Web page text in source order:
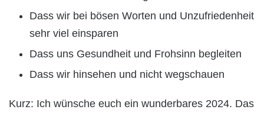
Dass wir bei bösen Worten und Unzufriedenheit
sehr viel einsparen
Dass uns Gesundheit und Frohsinn begleiten
Dass wir hinsehen und nicht wegschauen
Kurz: Ich wünsche euch ein wunderbares 2024. Das